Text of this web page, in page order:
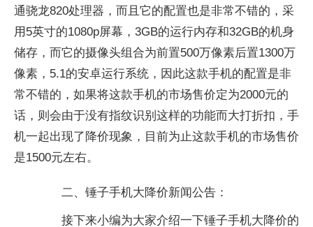
通骁龙820处理器，而且它的配置也是非常不错的，采
用5英寸的1080p屏幕，3GB的运行内存和32GB的机身
储存，而它的摄像头组合为前置500万像素后置1300万
像素，5.1的安卓运行系统，因此这款手机的配置是非
常不错的，如果将这款手机的市场售价定为2000元的
话，则会由于没有指纹识别这样的功能而大打折扣，手
机一起出现了降价现象，目前为止这款手机的市场售价
是1500元左右。
二、锤子手机大降价新闻公告：
接下来小编为大家介绍一下锤子手机大降价的